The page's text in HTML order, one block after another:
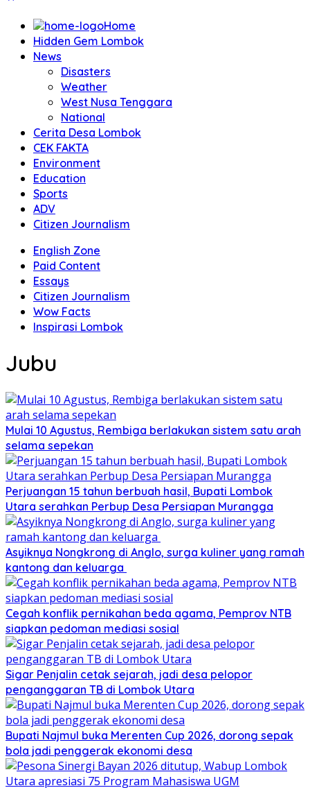
Home
Hidden Gem Lombok
News
Disasters
Weather
West Nusa Tenggara
National
Cerita Desa Lombok
CEK FAKTA
Environment
Education
Sports
ADV
Citizen Journalism
English Zone
Paid Content
Essays
Citizen Journalism
Wow Facts
Inspirasi Lombok
Jubu
Mulai 10 Agustus, Rembiga berlakukan sistem satu arah
selama sepekan
Perjuangan 15 tahun berbuah hasil, Bupati Lombok
Utara serahkan Perbup Desa Persiapan Murangga
Asyiknya Nongkrong di Anglo, surga kuliner yang ramah
kantong dan keluarga
Cegah konflik pernikahan beda agama, Pemprov NTB
siapkan pedoman mediasi sosial
Sigar Penjalin cetak sejarah, jadi desa pelopor
penganggaran TB di Lombok Utara
Bupati Najmul buka Merenten Cup 2026, dorong sepak
bola jadi penggerak ekonomi desa